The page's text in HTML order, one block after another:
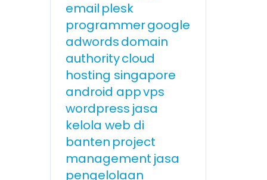
email plesk
programmergoogle
adwordsdomain
authoritycloud
hosting singapore
android appvps
wordpress jasa
kelola web di
banten project
management jasa
pengelolaan